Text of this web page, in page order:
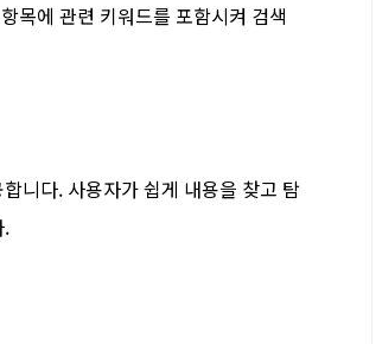
목에 관련 키워드를 포함시켜 검색
니다. 사용자가 쉽게 내용을 찾고 탐
.